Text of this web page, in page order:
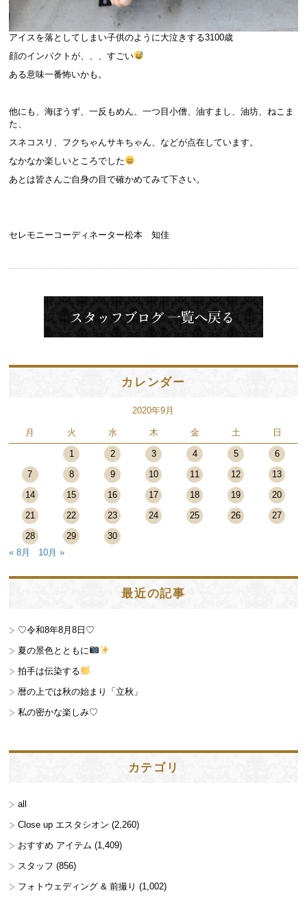
アイスを落としてしまい子供のように大泣きする3100歳
顔のインパクトが、、、すごい
ある意味一番怖いかも。
他にも、海ぼうず、一反もめん、一つ目小僧、油すまし、油坊、ねこま
た、
スネコスリ、フクちゃんサキちゃん、などが点在しています。
なかなか楽しいところでした
あとは皆さんご自身の目で確かめてみて下さい。
セレモニーコーディネーター松本 知佳
カレンダー
2020年9月
月 火 水 木 金 土 日
1 2 3 4 5
6
7
8 9 10 11 12
13
14
15 16 17 18 19
20
21
22 23 24 25 26
27
28
29
30
« 8月
10月 »
最近の記事
♡令和8年8月8日♡
夏の景色とともに
拍手は伝染する
暦の上では秋の始まり「立秋」
私の密かな楽しみ♡
カテゴリ
all
Close up エスタシオン (2,260)
おすすめ アイテム (1,409)
スタッフ (856)
フォトウェディング & 前撮り (1,002)